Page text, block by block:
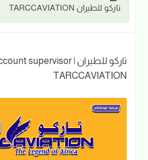
تاركو للطيران TARCCAVIATION
TARCCAVIATION